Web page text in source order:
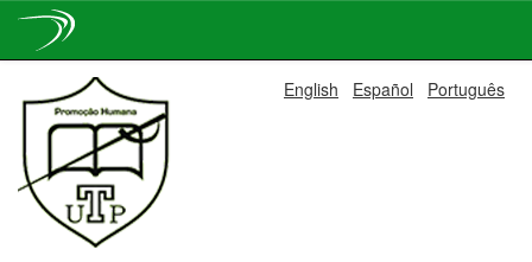
navigation
English Español Português